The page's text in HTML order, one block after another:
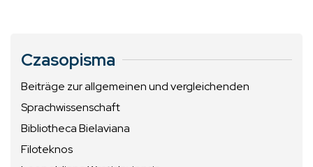
Czasopisma
Beiträge zur allgemeinen und vergleichenden
Sprachwissenschaft
Bibliotheca Bielaviana
Filoteknos